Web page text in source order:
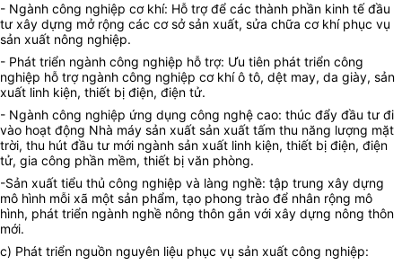
- Ngành công nghiệp cơ khí: Hỗ trợ để các thành phần kinh tế đầu
tư xây dựng mở rộng các cơ sở sản xuất, sửa chữa cơ khí phục vụ
sản xuất nông nghiệp.
- Phát triển ngành công nghiệp hỗ trợ: Ưu tiên phát triển công
nghiệp hỗ trợ ngành công nghiệp cơ khí ô tô, dệt may, da giày, sản
xuất linh kiện, thiết bị điện, điện tử.
- Ngành công nghiệp ứng dụng công nghệ cao: thúc đẩy đầu tư đi
vào hoạt động Nhà máy sản xuất sản xuất tấm thu năng lượng mặt
trời, thu hút đầu tư mới ngành sản xuất linh kiện, thiết bị điện, điện
tử, gia công phần mềm, thiết bị văn phòng.
-Sản xuất tiểu thủ công nghiệp và làng nghề: tập trung xây dựng
mô hình mỗi xã một sản phẩm, tạo phong trào để nhân rộng mô
hình, phát triển ngành nghề nông thôn gắn với xây dựng nông thôn
mới.
c) Phát triển nguồn nguyên liệu phục vụ sản xuất công nghiệp: